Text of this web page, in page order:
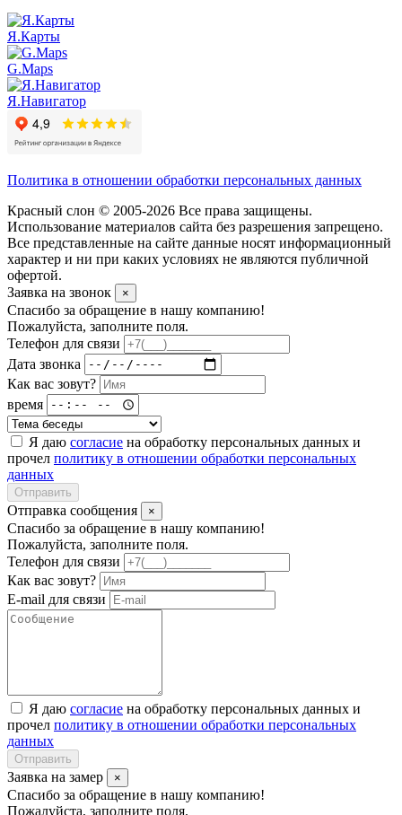
Я.Карты
G.Maps
Я.Навигатор
Политика в отношении обработки персональных данных
Красный слон © 2005-2026 Все права защищены.
Использование материалов сайта без разрешения запрещено.
Все представленные на сайте данные носят информационный
характер и ни при каких условиях не являются публичной
офертой.
Заявка на звонок
×
Спасибо за обращение в нашу компанию!
Пожалуйста, заполните поля.
Телефон для связи
Дата звонка
Как вас зовут?
время
Я даю согласие на обработку персональных данных и
прочел политику в отношении обработки персональных
данных
Отправить
Отправка сообщения ×
Спасибо за обращение в нашу компанию!
Пожалуйста, заполните поля.
Телефон для связи
Как вас зовут?
E-mail для связи
Я даю согласие на обработку персональных данных и
прочел политику в отношении обработки персональных
данных
Отправить
Заявка на замер ×
Спасибо за обращение в нашу компанию!
Пожалуйста, заполните поля.